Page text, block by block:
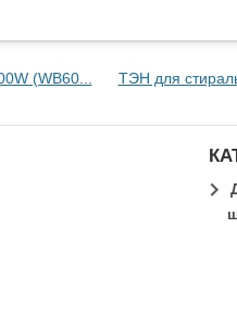
(WB60... ТЭН для